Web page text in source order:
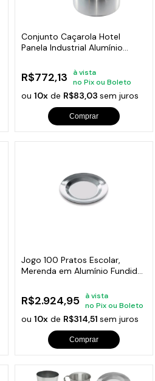
Conjunto Caçarola Hotel
Panela Industrial Alumínio
R$772,13
à vista
no Pix ou Boleto
ou 10xde R$83,03 sem juros
Comprar
Jogo 100 Pratos Escolar,
Merenda em Alumínio Fundido
R$2.924,95
à vista
no Pix ou Boleto
ou 10xde R$314,51 sem juros
Comprar